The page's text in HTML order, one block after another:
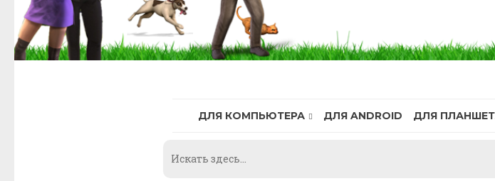
ДЛЯ КОМПЬЮТЕРА ДЛЯ ANDROID ДЛЯ